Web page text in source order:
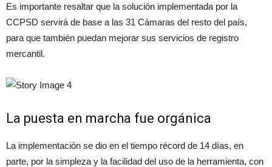
Es importante resaltar que la solución implementada por la
CCPSD servirá de base a las 31 Cámaras del resto del país,
para que también puedan mejorar sus servicios de registro
mercantil.
La puesta en marcha fue orgánica
La implementación se dio en el tiempo récord de 14 días, en
parte, por la simpleza y la facilidad del uso de la herramienta, con